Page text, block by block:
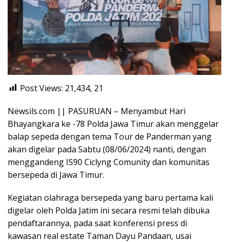
Post Views: 21,434, 21
Newsils.com || PASURUAN – Menyambut Hari
Bhayangkara ke -78 Polda Jawa Timur akan menggelar
balap sepeda dengan tema Tour de Panderman yang
akan digelar pada Sabtu (08/06/2024) nanti, dengan
menggandeng IS90 Ciclyng Comunity dan komunitas
bersepeda di Jawa Timur.
Kegiatan olahraga bersepeda yang baru pertama kali
digelar oleh Polda Jatim ini secara resmi telah dibuka
pendaftarannya, pada saat konferensi press di
kawasan real estate Taman Dayu Pandaan, usai